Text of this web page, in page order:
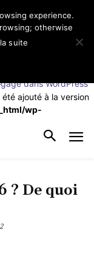
a été appelée de
pour le domaine
Cela indique
le thème s’exécute
au moment de
dans WordPress
ajouté à la version
wp-
? De quoi
experience.
otherwise
suite